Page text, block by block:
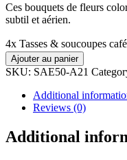
Ces bouquets de fleurs
subtil et aérien.
4x Tasses & soucoupes
Ajouter au panier
SKU: SAE50-A21
Additional
Reviews (0)
Additional